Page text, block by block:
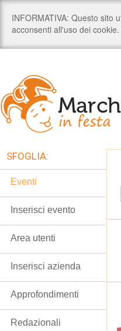
SFOGLIA:
Eventi
Inserisci evento
Area utenti
Inserisci azienda
Approfondimenti
Redazionali